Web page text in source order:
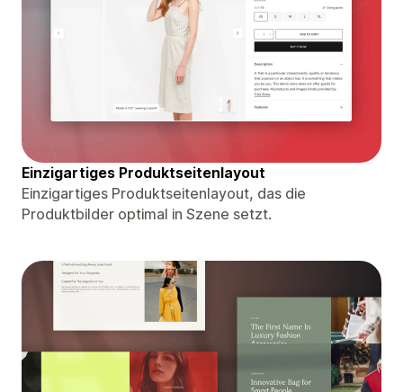
Einzigartiges Produktseitenlayout
Einzigartiges Produktseitenlayout, das die
Produktbilder optimal in Szene setzt.